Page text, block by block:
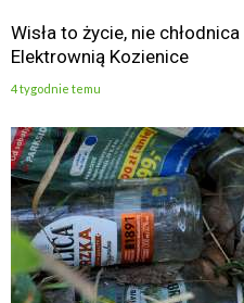
Wisła to życie, nie
Elektrownią Kozienice
4 tygodnie temu